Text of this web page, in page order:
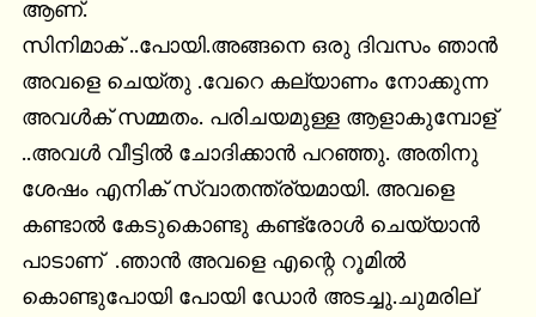
ആണ്.
സിനിമാക് ..പോയി.അങ്ങനെ ഒരു ദിവസം ഞാൻ
അവളെ ചെയ്തു .വേറെ കല്യാണം നോക്കുന്ന
അവൾക് സമ്മതം. പരിചയമുള്ള ആളാകുമ്പോള്
..അവൾ വീട്ടിൽ ചോദിക്കാൻ പറഞ്ഞു. അതിനു
ശേഷം എനിക് സ്വാതന്ത്ര്യമായി. അവളെ
കണ്ടാൽ കേടുകൊണ്ടു കണ്ട്രോൾ ചെയ്യാൻ
പാടാണ്  .ഞാൻ അവളെ എന്റെ റൂമിൽ
കൊണ്ടുപോയി പോയി ഡോർ അടച്ചു.ചുമരില്